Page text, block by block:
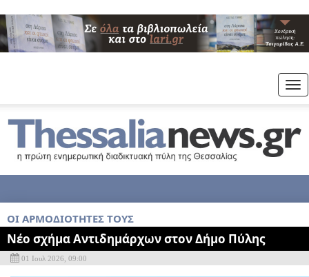
ΟΙ ΑΡΜΟΔΙΟΤΗΤΕΣ ΤΟΥΣ
Νέο σχήμα Αντιδημάρχων στον Δήμο Πύλης
01 Ιουλ 2026, 09:00